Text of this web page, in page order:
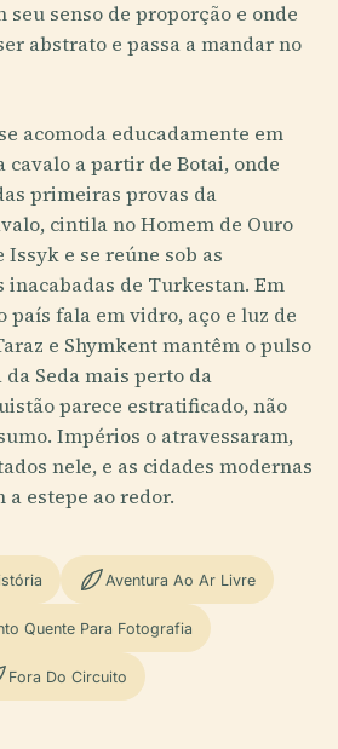
seu senso de proporção e onde
abstrato e passa a mandar no
acomoda educadamente em
cavalo a partir de Botai, onde
primeiras provas da
cintila no Homem de Ouro
e se reúne sob as
de Turkestan. Em
país fala em vidro, aço e luz de
e Shymkent mantêm o pulso
Seda mais perto da
parece estratificado, não
Impérios o atravessaram,
nele, e as cidades modernas
estepe ao redor.
Aventura Ao Ar Livre
Quente Para Fotografia
Fora Do Circuito